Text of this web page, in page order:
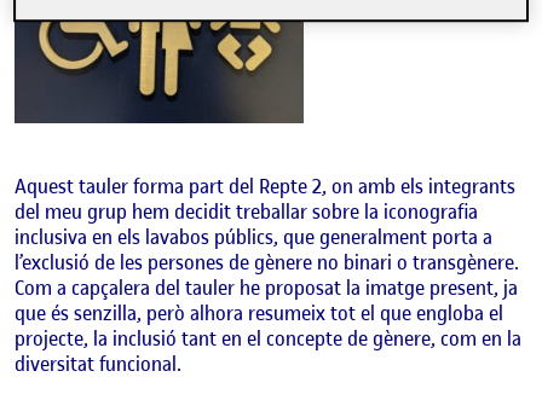
Aquest tauler forma part del Repte 2, on amb els integrants
del meu grup hem decidit treballar sobre la iconografia
inclusiva en els lavabos públics, que generalment porta a
l’exclusió de les persones de gènere no binari o transgènere.
Com a capçalera del tauler he proposat la imatge present, ja
que és senzilla, però alhora resumeix tot el que engloba el
projecte, la inclusió tant en el concepte de gènere, com en la
diversitat funcional.